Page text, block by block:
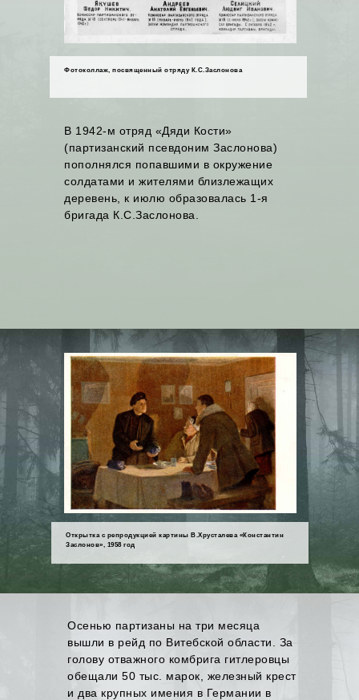
В 1942-м отряд «Дяди Кости»
(партизанский псевдоним Заслонова)
пополнялся попавшими в окружение
солдатами и жителями близлежащих
деревень, к июлю образовалась 1-я
бригада К.С.Заслонова.
Фотоколлаж, посвященный отряду К.С.Заслонова
Открытка с репродукцией картины В.Хрусталева «Константин
Заслонов», 1958 год
Осенью партизаны на три месяца
вышли в рейд по Витебской области. За
голову отважного комбрига гитлеровцы
обещали 50 тыс. марок, железный крест
и два крупных имения в Германии в